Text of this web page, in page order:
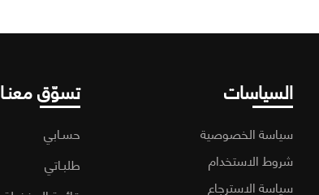
السياسات
سياسة الخصوصية
شروط الاستخدام
سياسة الاسترجاع
تسوّق معنـا
حسـابي
طلبـاتي